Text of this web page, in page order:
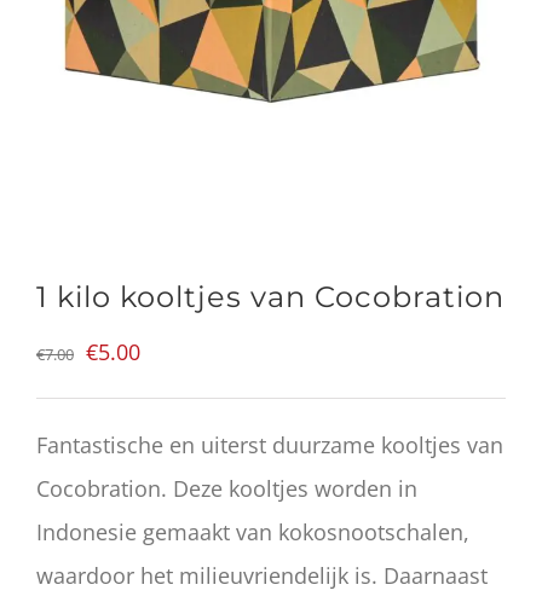
1 kilo kooltjes van Cocobration
€7.00 Oorspronkelijke
prijs
was:
€7.00.
€5.00Huidige
prijs
is:
€5.00.
Fantastische en uiterst duurzame kooltjes van
Cocobration. Deze kooltjes worden in
Indonesie gemaakt van kokosnootschalen,
waardoor het milieuvriendelijk is. Daarnaast